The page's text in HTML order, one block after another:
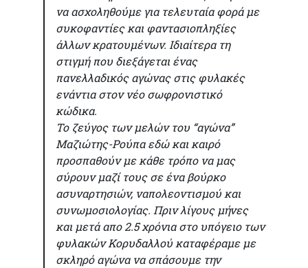
να ασχοληθούμε για τελευταία φορά με
συκοφαντίες και φαντασιοπληξίες
άλλων κρατουμένων. Ιδιαίτερα τη
στιγμή που διεξάγεται ένας
πανελλαδικός αγώνας στις φυλακές
ενάντια στον νέο σωφρονιστικό
κώδικα.
Το ζεύγος των μελών του “αγώνα”
Μαζιώτης-Ρούπα εδώ και καιρό
προσπαθούν με κάθε τρόπο να μας
σύρουν μαζί τους σε ένα βούρκο
ασυναρτησιών, ναπολεοντισμού και
συνωμοσιολογίας. Πριν λίγους μήνες
και μετά απο 2.5 χρόνια στο υπόγειο των
φυλακών Κορυδαλλού καταφέραμε με
σκληρό αγώνα να σπάσουμε την